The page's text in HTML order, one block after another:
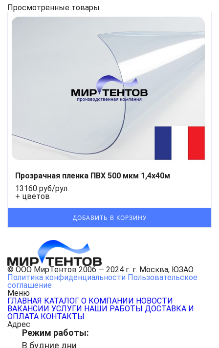
Просмотренные товары
Прозрачная пленка ПВХ 500 мкм 1,4x40м
13160 руб/рул.
+ цветов
© ООО МирТентов 2006 — 2024 г. г. Москва, ЮЗАО
Политика конфиденциальности Пользовательское
соглашение
Меню
ГЛАВНАЯ КАТАЛОГ О КОМПАНИИ НОВОСТИ
ВАКАНСИИ УСЛУГИ НАШИ РАБОТЫ ДОСТАВКА И
ОПЛАТА КОНТАКТЫ
Адрес
Режим работы:
В будние дни